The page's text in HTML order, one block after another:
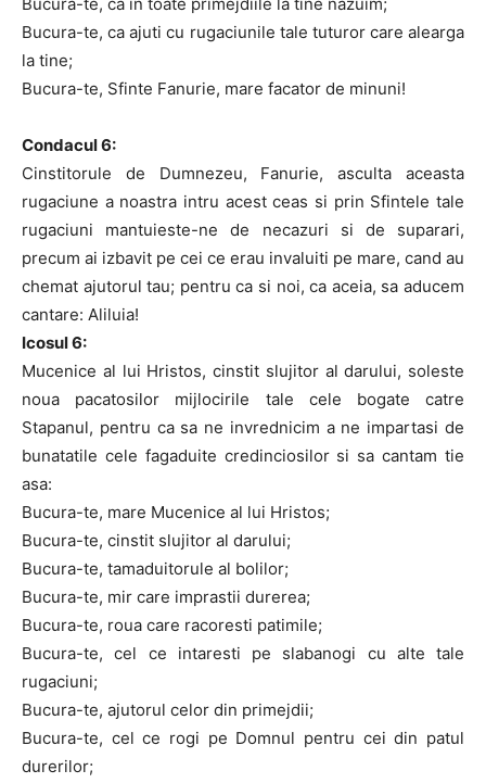
Bucura-te, ca ajuti cu rugaciunile tale tuturor care alearga
la tine;
Bucura-te, Sfinte Fanurie, mare facator de minuni!
Condacul 6:
Cinstitorule de Dumnezeu, Fanurie, asculta aceasta
rugaciune a noastra intru acest ceas si prin Sfintele tale
rugaciuni mantuieste-ne de necazuri si de suparari,
precum ai izbavit pe cei ce erau invaluiti pe mare, cand au
chemat ajutorul tau; pentru ca si noi, ca aceia, sa aducem
cantare: Aliluia!
Icosul 6:
Mucenice al lui Hristos, cinstit slujitor al darului, soleste
noua pacatosilor mijlocirile tale cele bogate catre
Stapanul, pentru ca sa ne invrednicim a ne impartasi de
bunatatile cele fagaduite credinciosilor si sa cantam tie
asa:
Bucura-te, mare Mucenice al lui Hristos;
Bucura-te, cinstit slujitor al darului;
Bucura-te, tamaduitorule al bolilor;
Bucura-te, mir care imprastii durerea;
Bucura-te, roua care racoresti patimile;
Bucura-te, cel ce intaresti pe slabanogi cu alte tale
rugaciuni;
Bucura-te, ajutorul celor din primejdii;
Bucura-te, cel ce rogi pe Domnul pentru cei din patul
durerilor;